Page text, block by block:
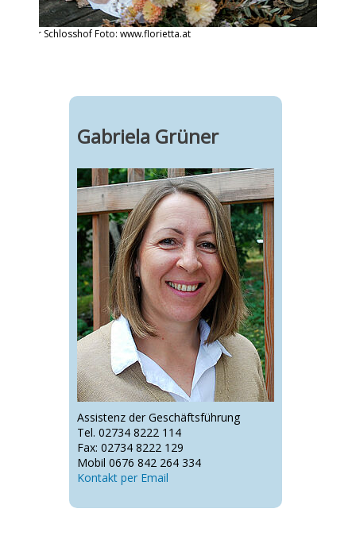
Schlosshof Foto: www.florietta.at
Gabriela Grüner
Assistenz der Geschäftsführung
Tel. 02734 8222 114
Fax: 02734 8222 129
Mobil 0676 842 264 334
Kontakt per Email